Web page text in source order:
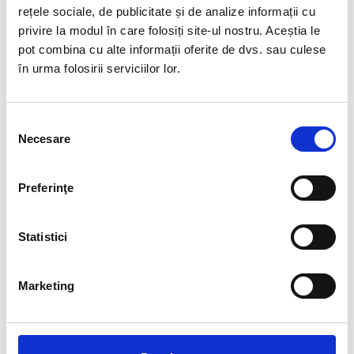
rețele sociale, de publicitate și de analize informații cu
privire la modul în care folosiți site-ul nostru. Aceștia le
pot combina cu alte informații oferite de dvs. sau culese
în urma folosirii serviciilor lor.
consimțământului
Necesare
Preferinţe
Statistici
Marketing